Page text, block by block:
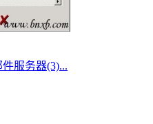
件服务器(3)...